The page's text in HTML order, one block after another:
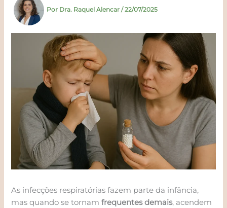
Por Dra. Raquel Alencar/22/07/2025
As infecções respiratórias fazem parte da infância,
mas quando se tornamfrequentes demais, acendem